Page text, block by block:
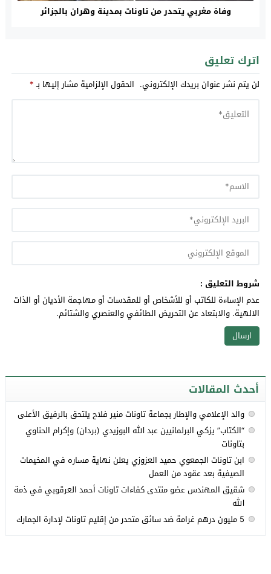
وفاة مغربي يتحدر من تاونات بمدينة وهران بالجزائر
اترك تعليق
لن يتم نشر عنوان بريدك الإلكتروني. الحقول الإلزامية مشار إليها بـ*
شروط التعليق :
عدم الإساءة للكاتب أو للأشخاص أو للمقدسات أو مهاجمة الأديان أو الذات
الالهية. والابتعاد عن التحريض الطائفي والعنصري والشتائم.
أحدث المقالات
والد الإعلامي والإطار بجماعة تاونات منير فلاح يلتحق بالرفيق الأعلى
“الكتاب” يزكي البرلمانيين عبد الله البوزيدي (بردان) وإكرام الحناوي
بتاونات
ابن تاونات الجمعوي حميد العزوزي يعلن نهاية مساره في المخيمات
الصيفية بعد عقود من العمل
شقيق المهندس عضو منتدى كفاءات تاونات أحمد العرقوبي في ذمة
الله
5 مليون درهم غرامة ضد سائق متحدر من إقليم تاونات لإدارة الجمارك